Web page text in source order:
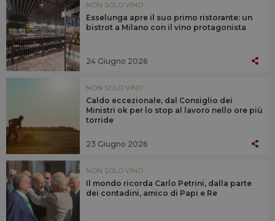
NON SOLO VINO
Esselunga apre il suo primo ristorante: un
bistrot a Milano con il vino protagonista
24 Giugno 2026
NON SOLO VINO
Caldo eccezionale, dal Consiglio dei
Ministri ok per lo stop al lavoro nello ore più
torride
23 Giugno 2026
NON SOLO VINO
Il mondo ricorda Carlo Petrini, dalla parte
dei contadini, amico di Papi e Re